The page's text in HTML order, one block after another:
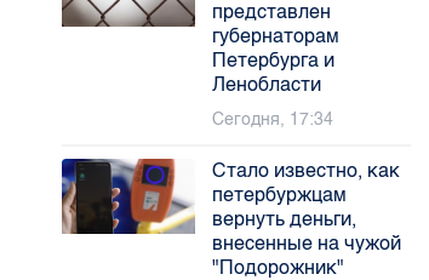
представлен
губернаторам
Петербурга и
Ленобласти
Сегодня, 17:34
Стало известно, как
петербуржцам
вернуть деньги,
внесенные на чужой
"Подорожник"